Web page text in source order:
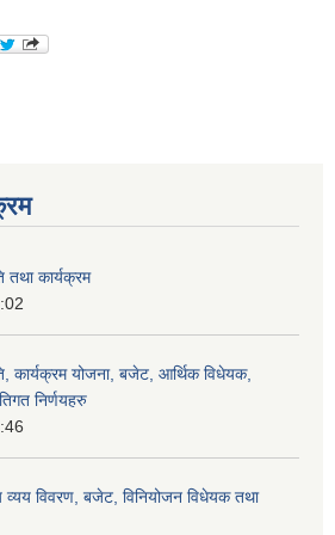
कार्यक्रम
कार्यक्रम योजना, बजेट, आर्थिक विधेयक,
निर्णयहरु
विवरण, बजेट, विनियोजन विधेयक तथा